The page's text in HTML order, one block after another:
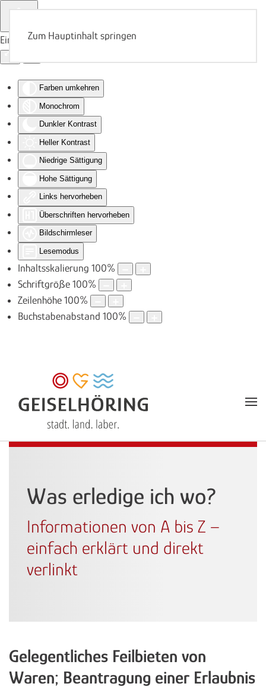
Eingabehilfen öffnen
Farben umkehren
Monochrom
Dunkler Kontrast
Heller Kontrast
Niedrige Sättigung
Hohe Sättigung
Links hervorheben
Überschriften hervorheben
Bildschirmleser
Lesemodus
Inhaltsskalierung 100%
Schriftgröße 100%
Zeilenhöhe 100%
Buchstabenabstand 100%
Zum Hauptinhalt springen
Was erledige ich wo?
Informationen von A bis Z –
einfach erklärt und direkt
verlinkt
Gelegentliches Feilbieten von
Waren; Beantragung einer Erlaubnis